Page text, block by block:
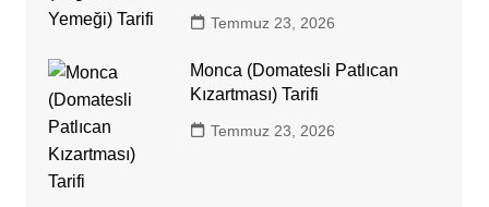
Temmuz 23, 2026
Monca (Domatesli Patlıcan
Kızartması) Tarifi
Temmuz 23, 2026